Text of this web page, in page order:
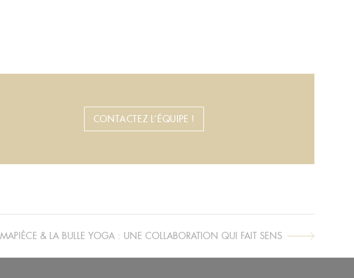
CONTACTEZ L’ÉQUIPE !
ARTICLE
MAPIÈCE & LA BULLE YOGA : UNE COLLABORATION QUI FAIT SENS